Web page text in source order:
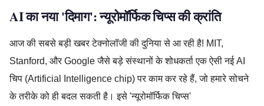
AI का नया 'दिमाग': न्यूरोमॉर्फिक चिप्स की क्रांति
आज की सबसे बड़ी खबर टेक्नोलॉजी की दुनिया से आ रही है! MIT,
Stanford, और Google जैसे बड़े संस्थानों के शोधकर्ता एक ऐसी नई AI
चिप (Artificial Intelligence chip) पर काम कर रहे हैं, जो हमारे सोचने
के तरीके को ही बदल सकती है। इसे 'न्यूरोमॉर्फिक चिप्स'